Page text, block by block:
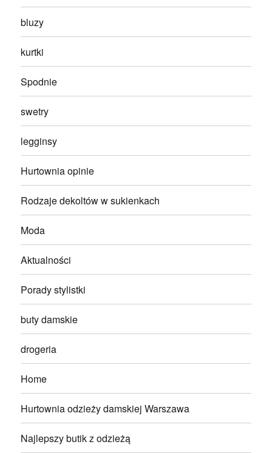
bluzy
kurtki
Spodnie
swetry
legginsy
Hurtownia opinie
Rodzaje dekoltów w sukienkach
Moda
Aktualności
Porady stylistki
buty damskie
drogeria
Home
Hurtownia odzieży damskiej Warszawa
Najlepszy butik z odzieżą